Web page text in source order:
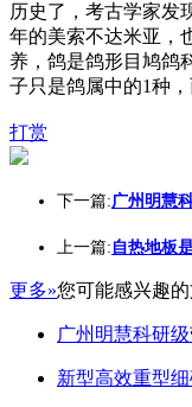
历史了，考古学家发
年的美索不达米亚，
养，鸽是鸽形目鸠鸽
子只是鸽属中的1种，
打赏
下一篇:广州明慧
上一篇: 自热地板
更多»您可能感兴趣
广州明慧科研
新型高效重型